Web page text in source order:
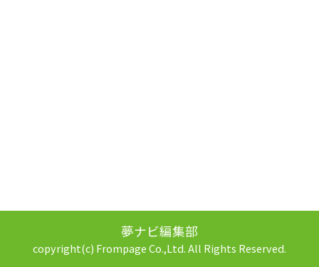
夢ナビ編集部
copyright(c) Frompage Co.,Ltd. All Rights Reserved.